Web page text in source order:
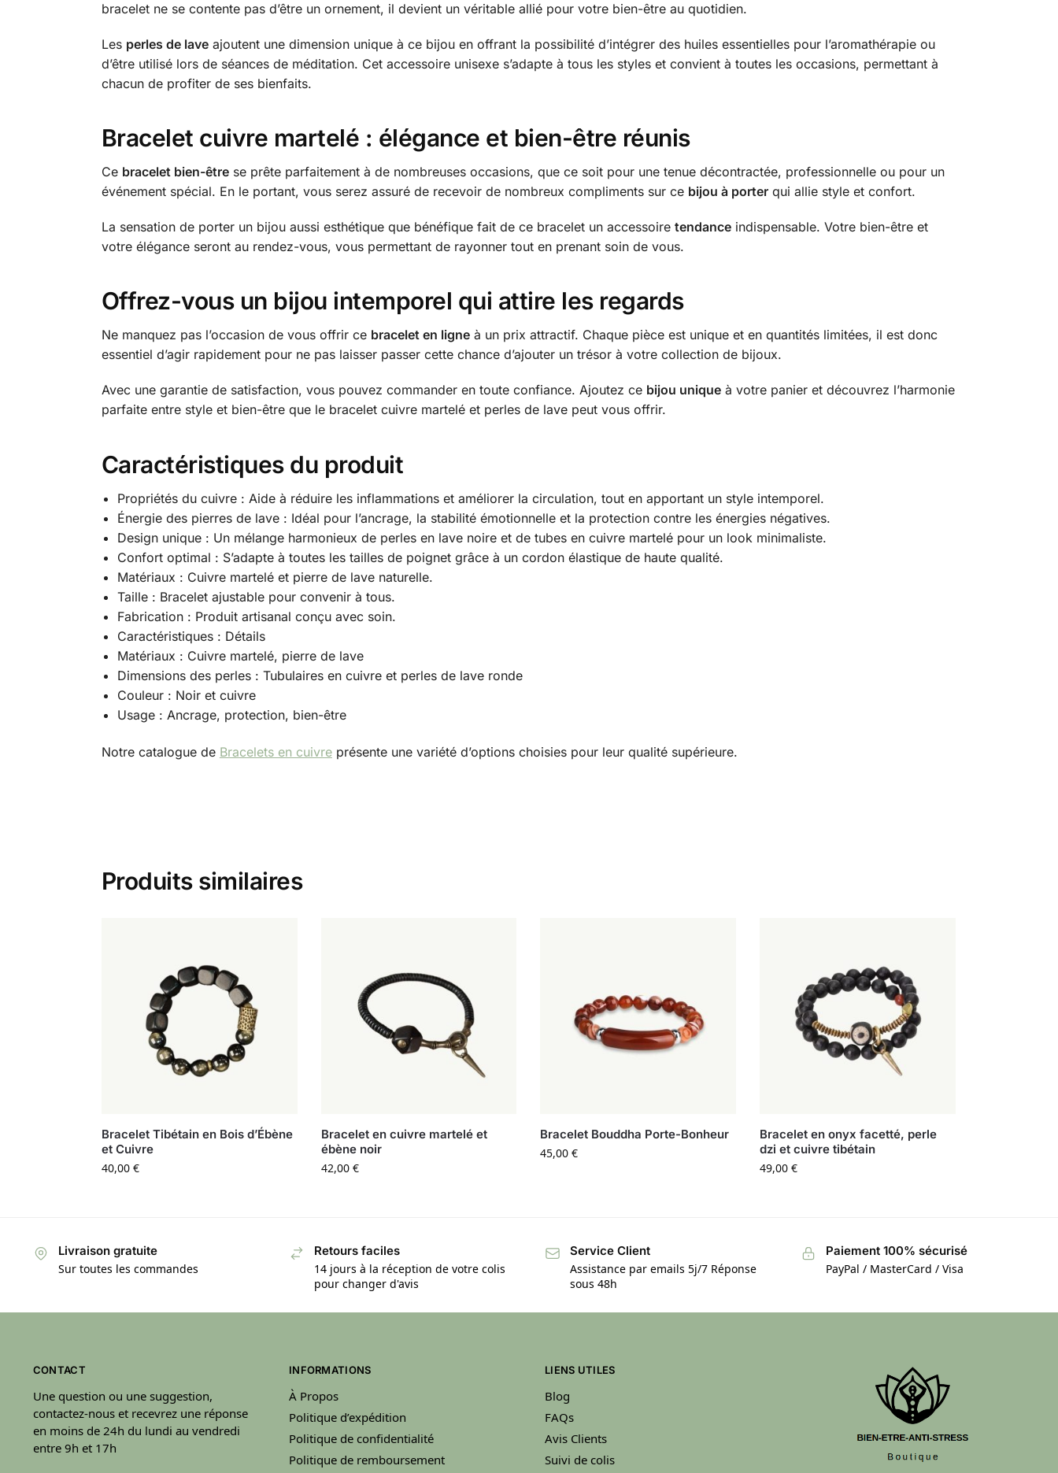
bracelet ne se contente pas d’être un ornement, il devient un véritable allié pour votre bien-être au quotidien.
Les perles de laveajoutent une dimension unique à ce bijou en offrant la possibilité d’intégrer des huiles essentielles pour l’aromathérapie ou
d’être utilisé lors de séances de méditation. Cet accessoire unisexe s’adapte à tous les styles et convient à toutes les occasions, permettant à
chacun de profiter de ses bienfaits.
Bracelet cuivre martelé : élégance et bien-être réunis
Ce bracelet bien-êtrese prête parfaitement à de nombreuses occasions, que ce soit pour une tenue décontractée, professionnelle ou pour un
événement spécial. En le portant, vous serez assuré de recevoir de nombreux compliments sur ce bijou à porterqui allie style et confort.
La sensation de porter un bijou aussi esthétique que bénéfique fait de ce bracelet un accessoire tendanceindispensable. Votre bien-être et
votre élégance seront au rendez-vous, vous permettant de rayonner tout en prenant soin de vous.
Offrez-vous un bijou intemporel qui attire les regards
Ne manquez pas l’occasion de vous offrir ce bracelet en ligneà un prix attractif. Chaque pièce est unique et en quantités limitées, il est donc
essentiel d’agir rapidement pour ne pas laisser passer cette chance d’ajouter un trésor à votre collection de bijoux.
Avec une garantie de satisfaction, vous pouvez commander en toute confiance. Ajoutez ce bijou uniqueà votre panier et découvrez l’harmonie
parfaite entre style et bien-être que le bracelet cuivre martelé et perles de lave peut vous offrir.
Caractéristiques du produit
Propriétés du cuivre : Aide à réduire les inflammations et améliorer la circulation, tout en apportant un style intemporel.
Énergie des pierres de lave : Idéal pour l’ancrage, la stabilité émotionnelle et la protection contre les énergies négatives.
Design unique : Un mélange harmonieux de perles en lave noire et de tubes en cuivre martelé pour un look minimaliste.
Confort optimal : S’adapte à toutes les tailles de poignet grâce à un cordon élastique de haute qualité.
Matériaux : Cuivre martelé et pierre de lave naturelle.
Taille : Bracelet ajustable pour convenir à tous.
Fabrication : Produit artisanal conçu avec soin.
Caractéristiques : Détails
Matériaux : Cuivre martelé, pierre de lave
Dimensions des perles : Tubulaires en cuivre et perles de lave ronde
Couleur : Noir et cuivre
Usage : Ancrage, protection, bien-être
Notre catalogue de Bracelets en cuivreprésente une variété d’options choisies pour leur qualité supérieure.
Produits similaires
Bracelet Tibétain en Bois d’Ébène
et Cuivre
40,00 €
Bracelet en cuivre martelé et
ébène noir
42,00 €
Bracelet Bouddha Porte-Bonheur
45,00€
Bracelet en onyx facetté, perle
dzi et cuivre tibétain
49,00€
Livraison gratuite
Sur toutes les commandes
Retours faciles
14 jours à la réception de votre colis
pour changer d'avis
Service Client
Assistance par emails 5j/7 Réponse
sous 48h
Paiement 100% sécurisé
PayPal / MasterCard / Visa
CONTACT
Une question ou une suggestion,
contactez-nous et recevrez une réponse
en moins de 24h du lundi au vendredi
entre 9h et 17h
INFORMATIONS
À Propos
Politique d’expédition
Politique de confidentialité
Politique de remboursement
LIENS UTILES
Blog
FAQs
Avis Clients
Suivi de colis